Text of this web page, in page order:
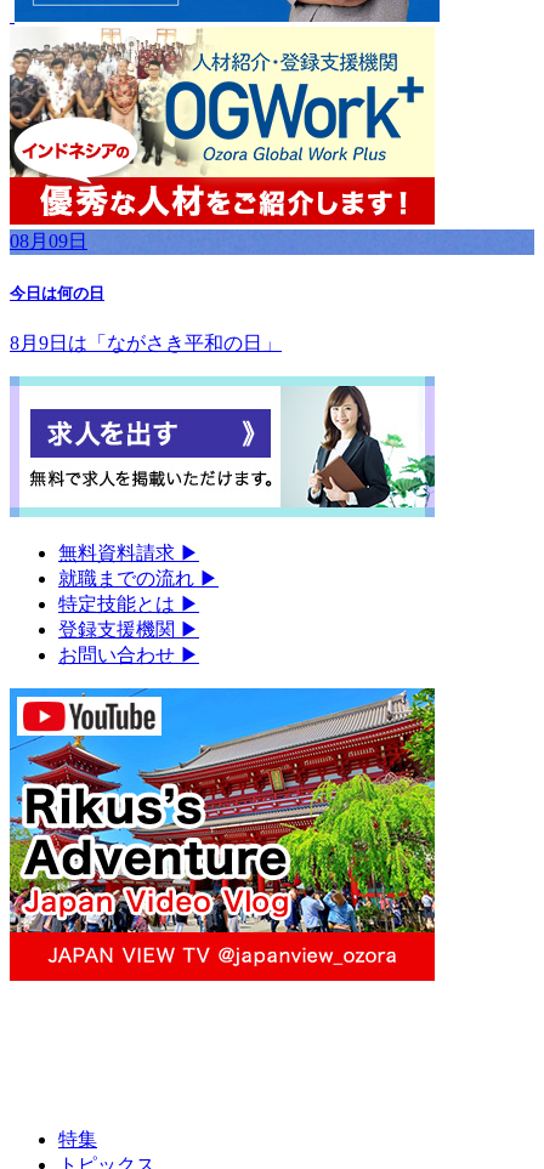
08月09日
今日は何の日
8月9日は「ながさき平和の日」
無料資料請求 ▶︎
就職までの流れ ▶︎
特定技能とは ▶︎
登録支援機関 ▶︎
お問い合わせ ▶︎
特集